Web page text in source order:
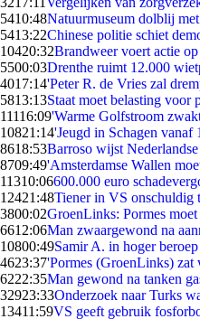
5410:48Natuurmuseum dolblij
5413:22Chinese politie schiet
10420:32Brandweer voert actie
5500:03Drenthe ruimt 12.000
4017:14'Peter R. de Vries zal
5813:13Staat moet belasting voor
11116:09'Warme Golfstroom
10821:14'Jeugd in Schagen vanaf
8618:53Barroso wijst
8709:49'Amsterdamse Wallen
11310:06600.000 euro
12421:48Tiener in VS onschuldig
3800:02GroenLinks: Pormes
6612:06Man zwaargewond na
10800:49Samir A. in hoger
4623:37'Pormes (GroenLinks) zat
6222:35Man gewond na tanken
32923:33Onderzoek naar Turks
13411:59VS geeft gebruik